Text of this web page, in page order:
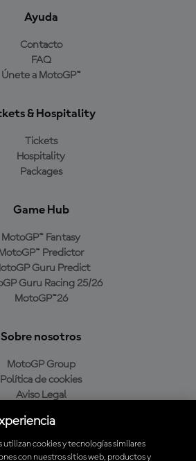
Ayuda
Contacto
FAQ
Únete a MotoGP™
& Hospitality
Tickets
Hospitality
Packages
Game Hub
MotoGP™ Fantasy
MotoGP™ Predictor
Guru Predict
Guru Racing 25/26
MotoGP™26
Sobre nosotros
MotoGP Group
Política de cookies
Aviso Legal
Política de compra
utilizan cookies y tecnologías similares
con nuestros sitios web, productos y